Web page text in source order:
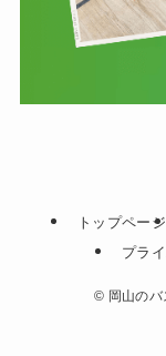
トップページ
プラ
© 岡山の